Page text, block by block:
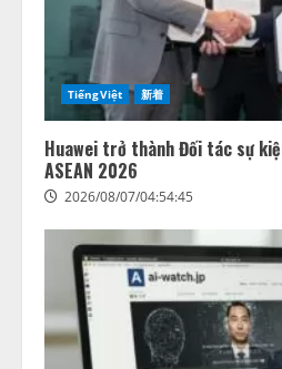
TiếngViệt 新着
Huawei trở thành Đối tác sự
ASEAN 2026
2026/08/07/04:54:45